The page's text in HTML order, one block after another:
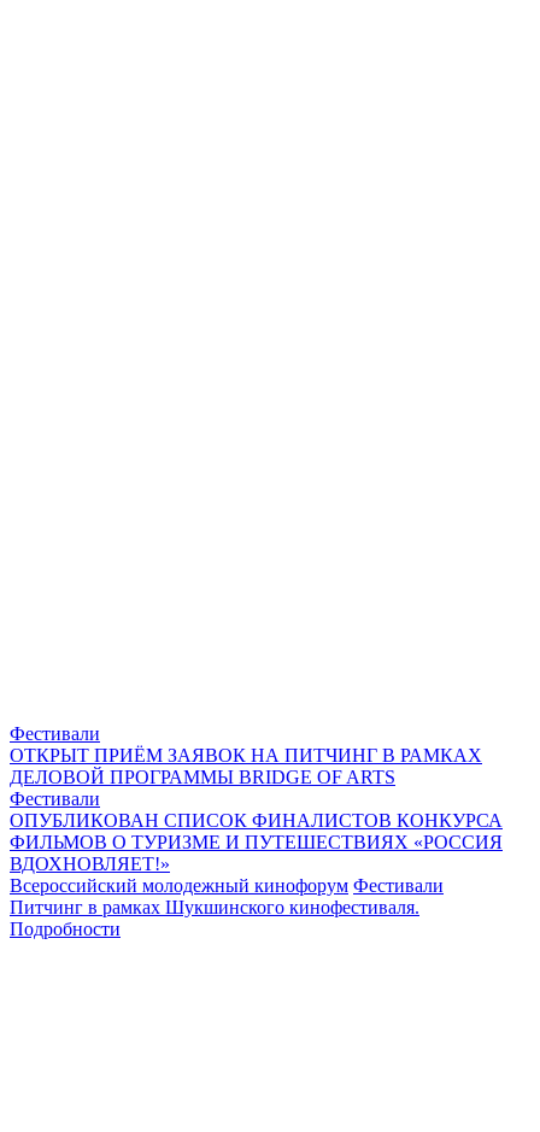
Фестивали
ОТКРЫТ ПРИЁМ ЗАЯВОК НА ПИТЧИНГ В РАМКАХ
ДЕЛОВОЙ ПРОГРАММЫ BRIDGE OF ARTS
Фестивали
ОПУБЛИКОВАН СПИСОК ФИНАЛИСТОВ КОНКУРСА
ФИЛЬМОВ О ТУРИЗМЕ И ПУТЕШЕСТВИЯХ «РОССИЯ
ВДОХНОВЛЯЕТ!»
Всероссийский молодежный кинофорум Фестивали
Питчинг в рамках Шукшинского кинофестиваля.
Подробности